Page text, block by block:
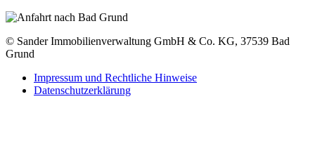
© Sander Immobilienverwaltung GmbH & Co. KG, 37539 Bad
Grund
Impressum und Rechtliche Hinweise
Datenschutzerklärung